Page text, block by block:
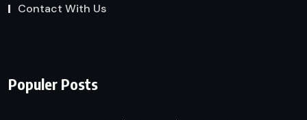
Contact With Us
Populer Posts